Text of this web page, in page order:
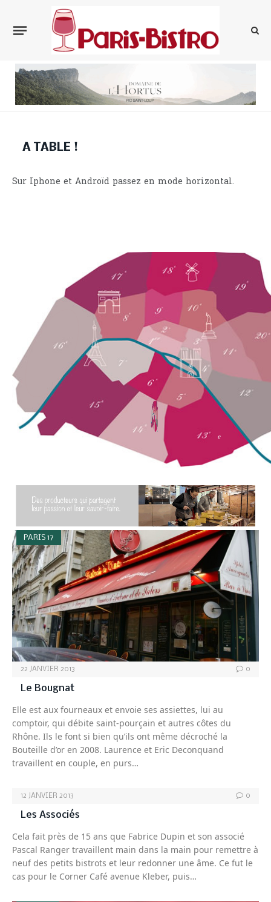
A TABLE !
Sur Iphone et Androïd passez en mode horizontal.
e
PARIS 17
22 JANVIER 2013 0
Le Bougnat
Elle est aux fourneaux et envoie ses assiettes, lui au
comptoir, qui débite saint-pourçain et autres côtes du
Rhône. Ils le font si bien qu’ils ont même décroché la
Bouteille d’or en 2008. Laurence et Eric Deconquand
travaillent en couple, en purs…
12 JANVIER 2013 0
Les Associés
Cela fait près de 15 ans que Fabrice Dupin et son associé
Pascal Ranger travaillent main dans la main pour remettre à
neuf des petits bistrots et leur redonner une âme. Ce fut le
cas pour le Corner Café avenue Kleber, puis…